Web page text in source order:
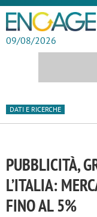
09/08/2026
DATI E RICERCHE
PUBBLICITÀ,
L’ITALIA:
FINO AL 5%